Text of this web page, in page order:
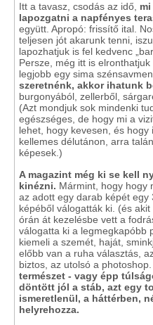
Itt a tavasz, csodás az idő,
lapozgatni a napfényes
együtt. Apropó: frissítő ital.
teljesen jót akarunk tenni,
lapozhatjuk is fel kedvenc
Persze, még itt is
legjobb egy sima
szeretnénk, akkor ihatunk
burgonyából, zellerből,
(Azt mondjuk sok mindenki
egészséges, de hogy mi a
lehet, hogy kevesen, és
kellemes délutánon, arra
képesek.)
A magazint még ki se kell
kinézni. Mármint, hogy hogy
az adott egy darab képét
képéből válogatták ki. (és
órán át kezelésbe vett a
válogatta ki a legmegkapóbb
kiemeli a szemét, haját,
előbb van a ruha választás,
biztos, az utolsó a photoshop.
természet - vagy épp
döntött jól a stáb, azt egy
ismeretlenül, a háttérben,
helyrehozza.